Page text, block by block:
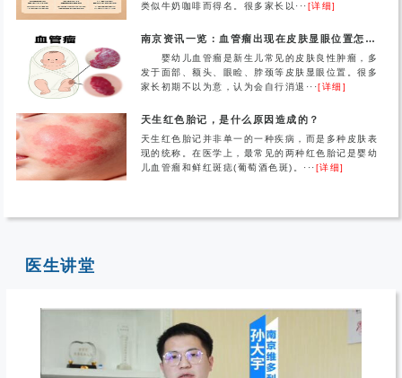
类似牛奶咖啡而得名。很多家长以···[详细]
南京资讯一览：血管瘤出现在皮肤显眼位置怎么办？
婴幼儿血管瘤是新生儿常见的皮肤良性肿瘤，多
发于面部、额头、眼睑、脖颈等皮肤显眼位置。很多
家长初期不以为意，认为会自行消退···[详细]
天生红色胎记，是什么原因造成的？
天生红色胎记并非单一的一种疾病，而是多种皮肤表
现的统称。在医学上，最常见的两种红色胎记是婴幼
儿血管瘤和鲜红斑痣(葡萄酒色斑)。···[详细]
医生讲堂